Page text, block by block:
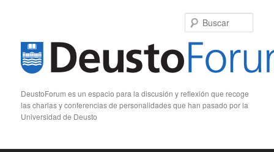
DeustoForum es un espacio para la discusión y reflexión que recoge
las charlas y conferencias de personalidades que han pasado por la
Universidad de Deusto